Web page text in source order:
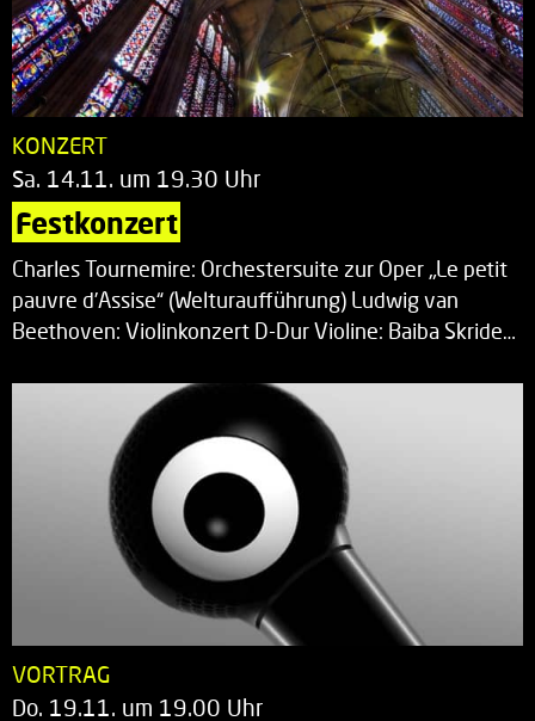
KONZERT
Sa. 14.11. um 19.30 Uhr
Festkonzert
Charles Tournemire: Orchestersuite zur Oper „Le petit
pauvre d’Assise“ (Welturaufführung) Ludwig van
Beethoven: Violinkonzert D-Dur Violine: Baiba Skride…
VORTRAG
Do. 19.11. um 19.00 Uhr